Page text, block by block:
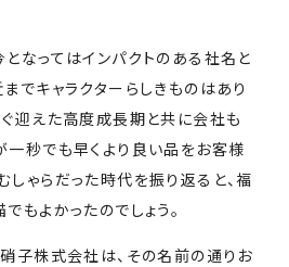
なってはインパクトのある社名と
でキャラクターらしきものはあり
ぐ迎えた高度成長期と共に会社も
一秒でも早くより良い品をお客様
ゃらだった時代を振り返ると、福
もよかったのでしょう。
子株式会社は、その名前の通りお